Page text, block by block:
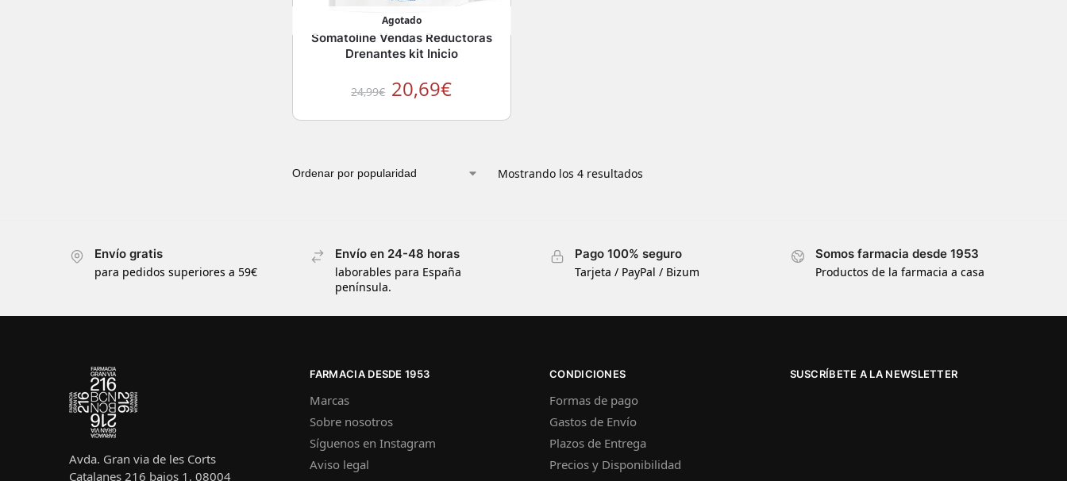
Agotado
Somatoline Vendas Reductoras
Drenantes kit Inicio
24,99€ 20,69€
Mostrando los 4 resultados
Envío gratis
para pedidos superiores a 59€
Envío en 24-48 horas
laborables para España
península.
Pago 100% seguro
Tarjeta / PayPal / Bizum
Somos farmacia desde 1953
Productos de la farmacia a casa
Avda. Gran via de les Corts
Catalanes 216 bajos 1, 08004
FARMACIA DESDE 1953
Marcas
Sobre nosotros
Síguenos en Instagram
Aviso legal
CONDICIONES
Formas de pago
Gastos de Envío
Plazos de Entrega
Precios y Disponibilidad
SUSCRÍBETE A LA NEWSLETTER